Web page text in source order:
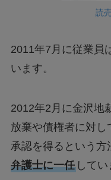
読
2011年7月に従業員
います。
2012年2月に金沢地
放棄や債権者に対
承認を得るという方
弁護士に一任してい